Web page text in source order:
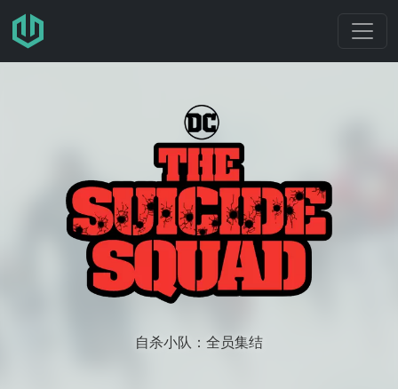
跳转至主要内容
自杀小队：全员集结